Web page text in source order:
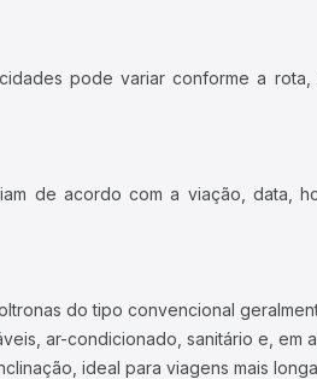
pode variar conforme a
de acordo com a viação, data,
do tipo convencional
ar-condicionado, sanitário e, em
ideal para viagens mais